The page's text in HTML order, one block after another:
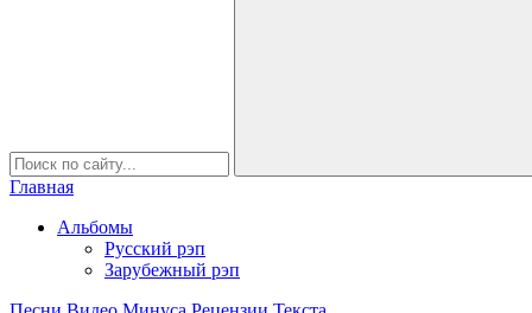
Главная
Альбомы
Русский рэп
Зарубежный рэп